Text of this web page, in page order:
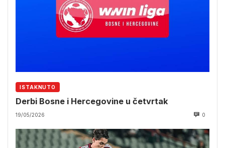
ISTAKNUTO
Derbi Bosne i Hercegovine u četvrtak
19/05/2026 0